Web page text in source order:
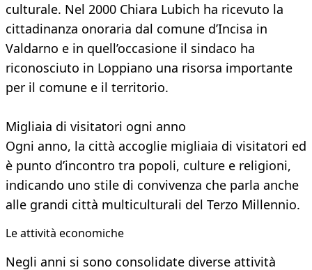
culturale. Nel 2000 Chiara Lubich ha ricevuto la
cittadinanza onoraria dal comune d’Incisa in
Valdarno e in quell’occasione il sindaco ha
riconosciuto in Loppiano una risorsa importante
per il comune e il territorio.
Migliaia di visitatori ogni anno
Ogni anno, la città accoglie migliaia di visitatori ed
è punto d’incontro tra popoli, culture e religioni,
indicando uno stile di convivenza che parla anche
alle grandi città multiculturali del Terzo Millennio.
Le attività economiche
Negli anni si sono consolidate diverse attività